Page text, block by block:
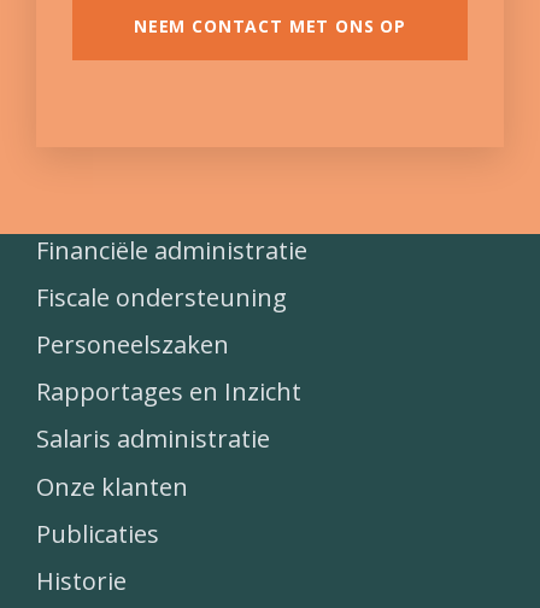
NEEM CONTACT MET ONS OP
Financiële administratie
Fiscale ondersteuning
Personeelszaken
Rapportages en Inzicht
Salaris administratie
Onze klanten
Publicaties
Historie